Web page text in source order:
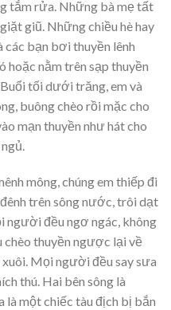
tắm rửa. Những bà mẹ tất
giũ. Những chiều hè hay
các bạn bơi thuyền lênh
hoặc nằm trên sạp thuyền
tối dưới trăng, em và
buông chèo rồi mặc cho
mạn thuyền như hát cho
mông, chúng em thiếp đi
trên sông nước, trôi dạt
người đều ngơ ngác, không
chèo thuyền ngược lại về
xuôi. Mọi người đều say sưa
thú. Hai bên sông là
là một chiếc tàu địch bị bắn